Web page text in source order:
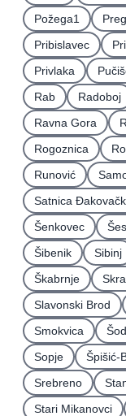
Požega1
Pribislavec
Privlaka
Rab
Radoboj
Ravna Gora
Rogoznica
Runović
Satnica
Šenkovec
Šibenik
Sibinj
Škabrnje
Slavonski Brod
Smokvica
Sopje
Špišić-
Srebreno
Stari Mikanovci